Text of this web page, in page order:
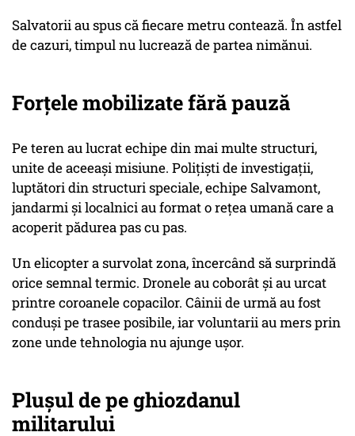
Salvatorii au spus că fiecare metru contează. În astfel
de cazuri, timpul nu lucrează de partea nimănui.
Forțele mobilizate fără pauză
Pe teren au lucrat echipe din mai multe structuri,
unite de aceeași misiune. Polițiști de investigații,
luptători din structuri speciale, echipe Salvamont,
jandarmi și localnici au format o rețea umană care a
acoperit pădurea pas cu pas.
Un elicopter a survolat zona, încercând să surprindă
orice semnal termic. Dronele au coborât și au urcat
printre coroanele copacilor. Câinii de urmă au fost
conduși pe trasee posibile, iar voluntarii au mers prin
zone unde tehnologia nu ajunge ușor.
Plușul de pe ghiozdanul
militarului